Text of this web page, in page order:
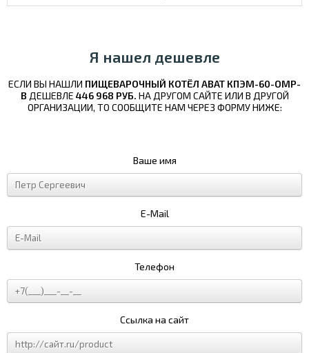
Я нашел дешевле
ЕСЛИ ВЫ НАШЛИ ПИЩЕВАРОЧНЫЙ КОТЁЛ ABAT КПЭМ-60-ОМР-
В ДЕШЕВЛЕ 446 968 РУБ. НА ДРУГОМ САЙТЕ ИЛИ В ДРУГОЙ
ОРГАНИЗАЦИИ, ТО СООБЩИТЕ НАМ ЧЕРЕЗ ФОРМУ НИЖЕ:
Ваше имя
E-Mail
Телефон
Ссылка на сайт